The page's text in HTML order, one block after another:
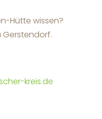
Hütte wissen?
Gerstendorf.
kreis.de